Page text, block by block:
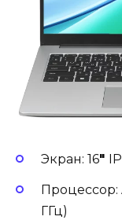
Экран: 16″
Процессор:
ГГц)